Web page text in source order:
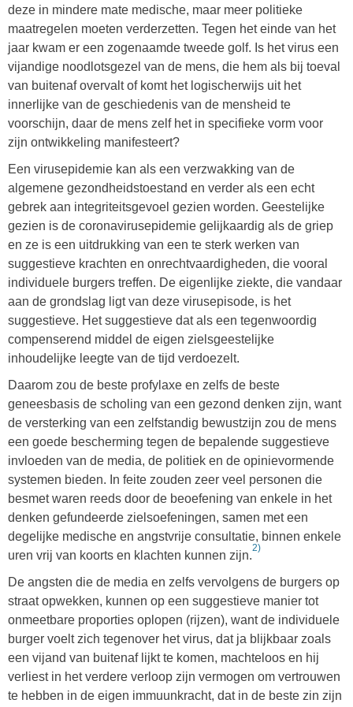
deze in mindere mate medische, maar meer politieke
maatregelen moeten verderzetten. Tegen het einde van het
jaar kwam er een zogenaamde tweede golf. Is het virus een
vijandige noodlotsgezel van de mens, die hem als bij toeval
van buitenaf overvalt of komt het logischerwijs uit het
innerlijke van de geschiedenis van de mensheid te
voorschijn, daar de mens zelf het in specifieke vorm voor
zijn ontwikkeling manifesteert?
Een virusepidemie kan als een verzwakking van de
algemene gezondheidstoestand en verder als een echt
gebrek aan integriteitsgevoel gezien worden. Geestelijke
gezien is de coronavirusepidemie gelijkaardig als de griep
en ze is een uitdrukking van een te sterk werken van
suggestieve krachten en onrechtvaardigheden, die vooral
individuele burgers treffen. De eigenlijke ziekte, die vandaar
aan de grondslag ligt van deze virusepisode, is het
suggestieve. Het suggestieve dat als een tegenwoordig
compenserend middel de eigen zielsgeestelijke
inhoudelijke leegte van de tijd verdoezelt.
Daarom zou de beste profylaxe en zelfs de beste
geneesbasis de scholing van een gezond denken zijn, want
de versterking van een zelfstandig bewustzijn zou de mens
een goede bescherming tegen de bepalende suggestieve
invloeden van de media, de politiek en de opinievormende
systemen bieden. In feite zouden zeer veel personen die
besmet waren reeds door de beoefening van enkele in het
denken gefundeerde zielsoefeningen, samen met een
degelijke medische en angstvrije consultatie, binnen enkele
uren vrij van koorts en klachten kunnen zijn.
2)
De angsten die de media en zelfs vervolgens de burgers op
straat opwekken, kunnen op een suggestieve manier tot
onmeetbare proporties oplopen (rijzen), want de individuele
burger voelt zich tegenover het virus, dat ja blijkbaar zoals
een vijand van buitenaf lijkt te komen, machteloos en hij
verliest in het verdere verloop zijn vermogen om vertrouwen
te hebben in de eigen immuunkracht, dat in de beste zin zijn